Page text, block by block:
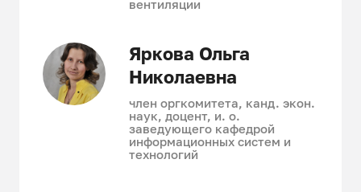
вентиляции
Яркова Ольга
Николаевна
член оргкомитета, канд. экон.
наук, доцент, и. о.
заведующего кафедрой
информационных систем и
технологий